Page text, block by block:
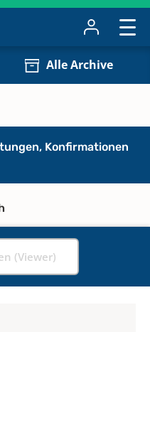
Alle Archive
Konfirmationen
(Viewer)